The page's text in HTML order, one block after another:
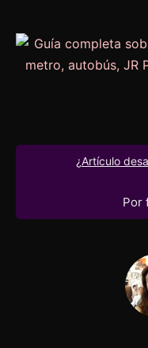
¿Artículo
Por